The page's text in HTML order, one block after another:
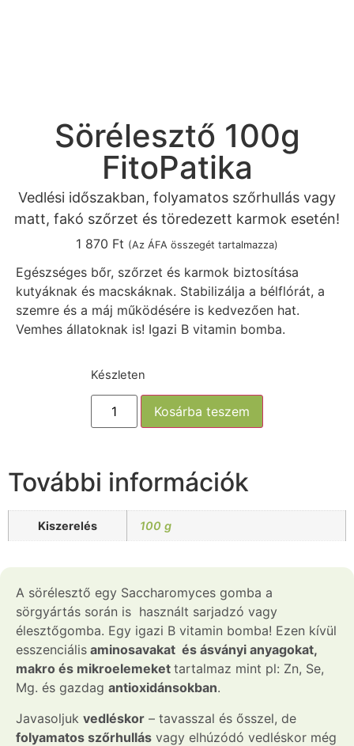
Sörélesztő 100g
FitoPatika
Vedlési időszakban, folyamatos szőrhullás vagy
matt, fakó szőrzet és töredezett karmok esetén!
1 870 Ft (Az ÁFA összegét tartalmazza)
Egészséges bőr, szőrzet és karmok biztosítása
kutyáknak és macskáknak. Stabilizálja a bélflórát, a
szemre és a máj működésére is kedvezően hat.
Vemhes állatoknak is! Igazi B vitamin bomba.
Készleten
Kosárba teszem
További információk
Kiszerelés 100 g
A sörélesztő egy Saccharomyces gomba a
sörgyártás során is használt sarjadzó vagy
élesztőgomba. Egy igazi B vitamin bomba! Ezen kívül
esszenciális aminosavakat és ásványi anyagokat,
makro és mikroelemeket tartalmaz mint pl: Zn, Se,
Mg. és gazdag antioxidánsokban.
Javasoljuk vedléskor – tavasszal és ősszel, de
folyamatos szőrhullás vagy elhúzódó vedléskor még